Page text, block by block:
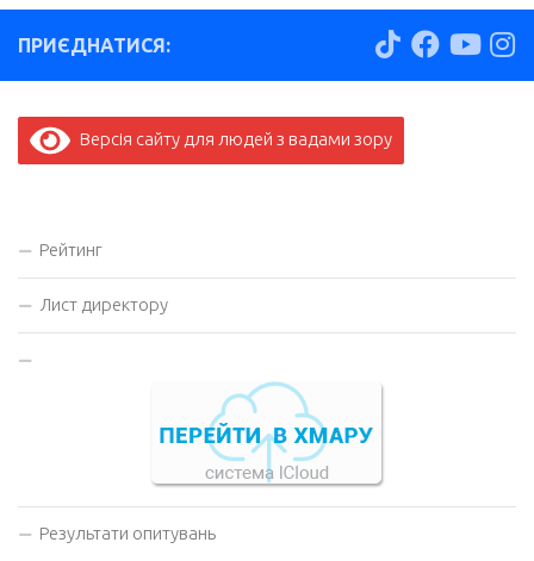
ПРИЄДНАТИСЯ:
Версія сайту для людей з вадами зору
Рейтинг
Лист директору
Результати опитувань